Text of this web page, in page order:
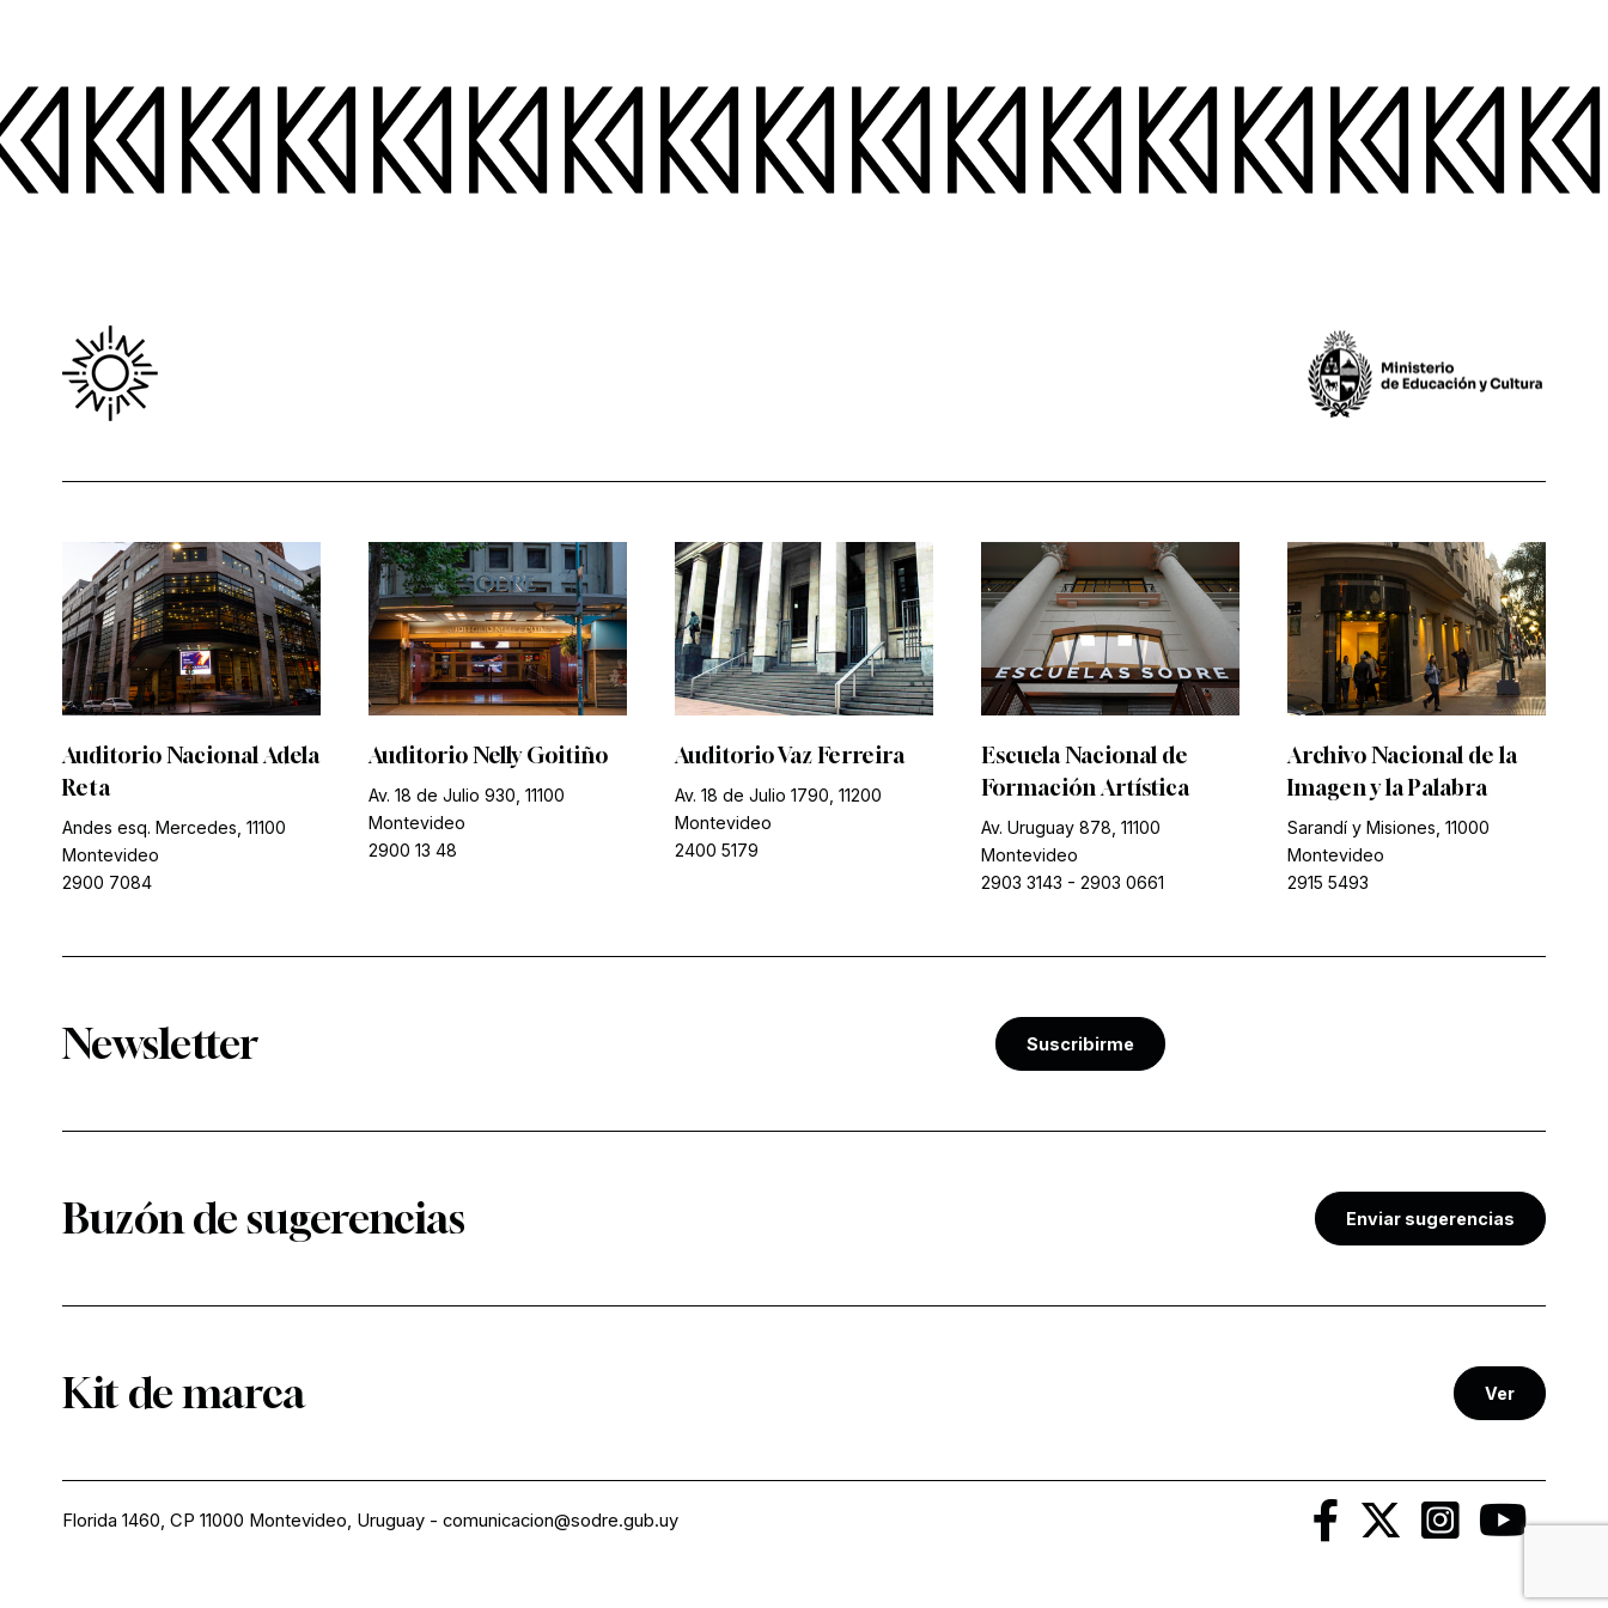
Auditorio Nacional Adela
Reta
Andes esq. Mercedes, 11100
Montevideo
2900 7084
Auditorio Nelly Goitiño
Av. 18 de Julio 930, 11100
Montevideo
2900 13 48
Auditorio Vaz Ferreira
Av. 18 de Julio 1790, 11200
Montevideo
2400 5179
Escuela Nacional de
Formación Artística
Av. Uruguay 878, 11100
Montevideo
2903 3143 - 2903 0661
Archivo Nacional de la
Imagen y la Palabra
Sarandí y Misiones, 11000
Montevideo
2915 5493
Newsletter Suscribirme
Buzón de sugerencias Enviar sugerencias
Kit de marca Ver
Florida 1460, CP 11000 Montevideo, Uruguay - comunicacion@sodre.gub.uy